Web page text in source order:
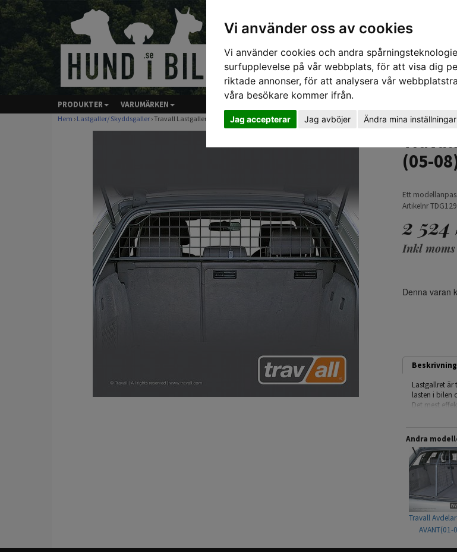
Vi använder oss av cookies
Vi använder cookies och andra
surfupplevelse på vår webbplats, för att visa dig
riktade annonser, för att analysera vår
våra besökare kommer ifrån.
Jag accepterar Jag avböjer Ändra mina inställningar
PRODUKTER VARUMÄRKEN
Hem › Lastgaller/ Skyddsgaller › Travall Lastgaller - A4 AVANT(01-08) RS4 (05-08) EXEO ST (08-13)
(05-
Ett
Artikelnr
2
Inkl moms
Denna varan
Beskrivning
Lastgallret
lasten i bilen
Det mest
är även det
Travall är en
erfarenhet.
Läs gärna
monteringen
-
- Snabb &
- Ingen
- Skrammel
-
Andra
Travall
AVANT(01-